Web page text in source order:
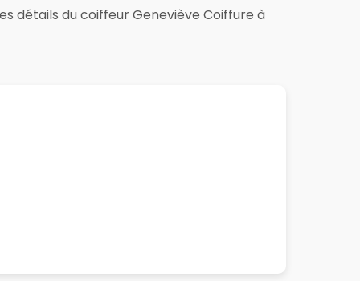
détails du coiffeur Geneviève Coiffure à